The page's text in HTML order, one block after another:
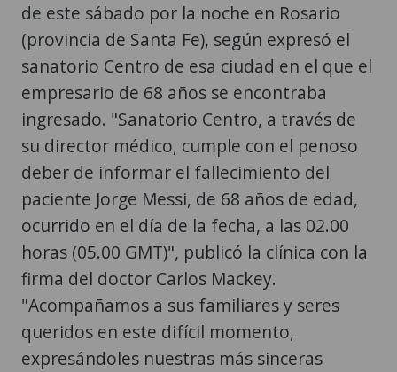
de este sábado por la noche en Rosario
(provincia de Santa Fe), según expresó el
sanatorio Centro de esa ciudad en el que el
empresario de 68 años se encontraba
ingresado. "Sanatorio Centro, a través de
su director médico, cumple con el penoso
deber de informar el fallecimiento del
paciente Jorge Messi, de 68 años de edad,
ocurrido en el día de la fecha, a las 02.00
horas (05.00 GMT)", publicó la clínica con la
firma del doctor Carlos Mackey.
"Acompañamos a sus familiares y seres
queridos en este difícil momento,
expresándoles nuestras más sinceras